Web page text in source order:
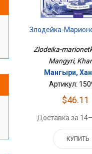
Злодейка-
Zlodeika-
Mangyri,
Мангыри,
Артикул:
$46.11
Доставка за
КУПИТЬ